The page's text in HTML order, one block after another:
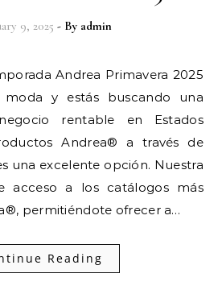
9, 2025 - By admin
y estás buscando una
rentable en Estados
Andrea® a través de
una excelente opción. Nuestra
acceso a los catálogos más
permitiéndote ofrecer a…
Reading